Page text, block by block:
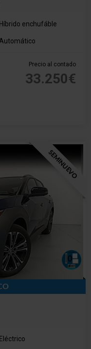
Híbrido enchufáble
Automático
Precio al contado
33.250€
SEMINUEVO
Eléctrico